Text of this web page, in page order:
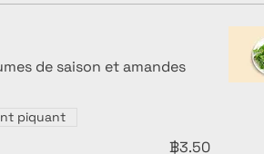
de saison et amandes
฿3.50
piquant